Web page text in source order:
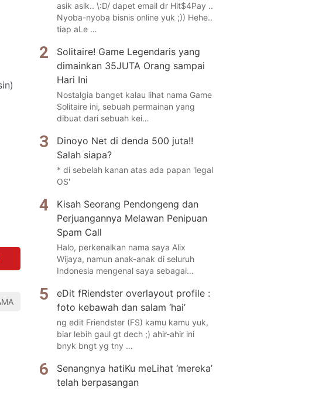
asik asik.. \:D/ dapet email dr Hit$4Pay ..
Nyoba-nyoba bisnis online yuk ;)) Hehe..
tiap aLe …
Solitaire! Game Legendaris yang
dimainkan 35JUTA Orang sampai
Hari Ini
Nostalgia banget kalau lihat nama Game
Solitaire ini, sebuah permainan yang
dibuat dari sebuah kei…
Dinoyo Net di denda 500 juta!!
Salah siapa?
* di sebelah kanan atas ada papan 'legal
OS'
Kisah Seorang Pendongeng dan
Perjuangannya Melawan Penipuan
Spam Call
Halo, perkenalkan nama saya Alix
Wijaya, namun anak-anak di seluruh
Indonesia mengenal saya sebagai…
eDit fRiendster overlayout profile :
foto kebawah dan salam ‘hai’
ng edit Friendster (FS) kamu kamu yuk,
biar lebih gaul gt dech ;) ahir-ahir ini
bnyk bngt yg tny …
Senangnya hatiKu meLihat ‘mereka’
telah berpasangan